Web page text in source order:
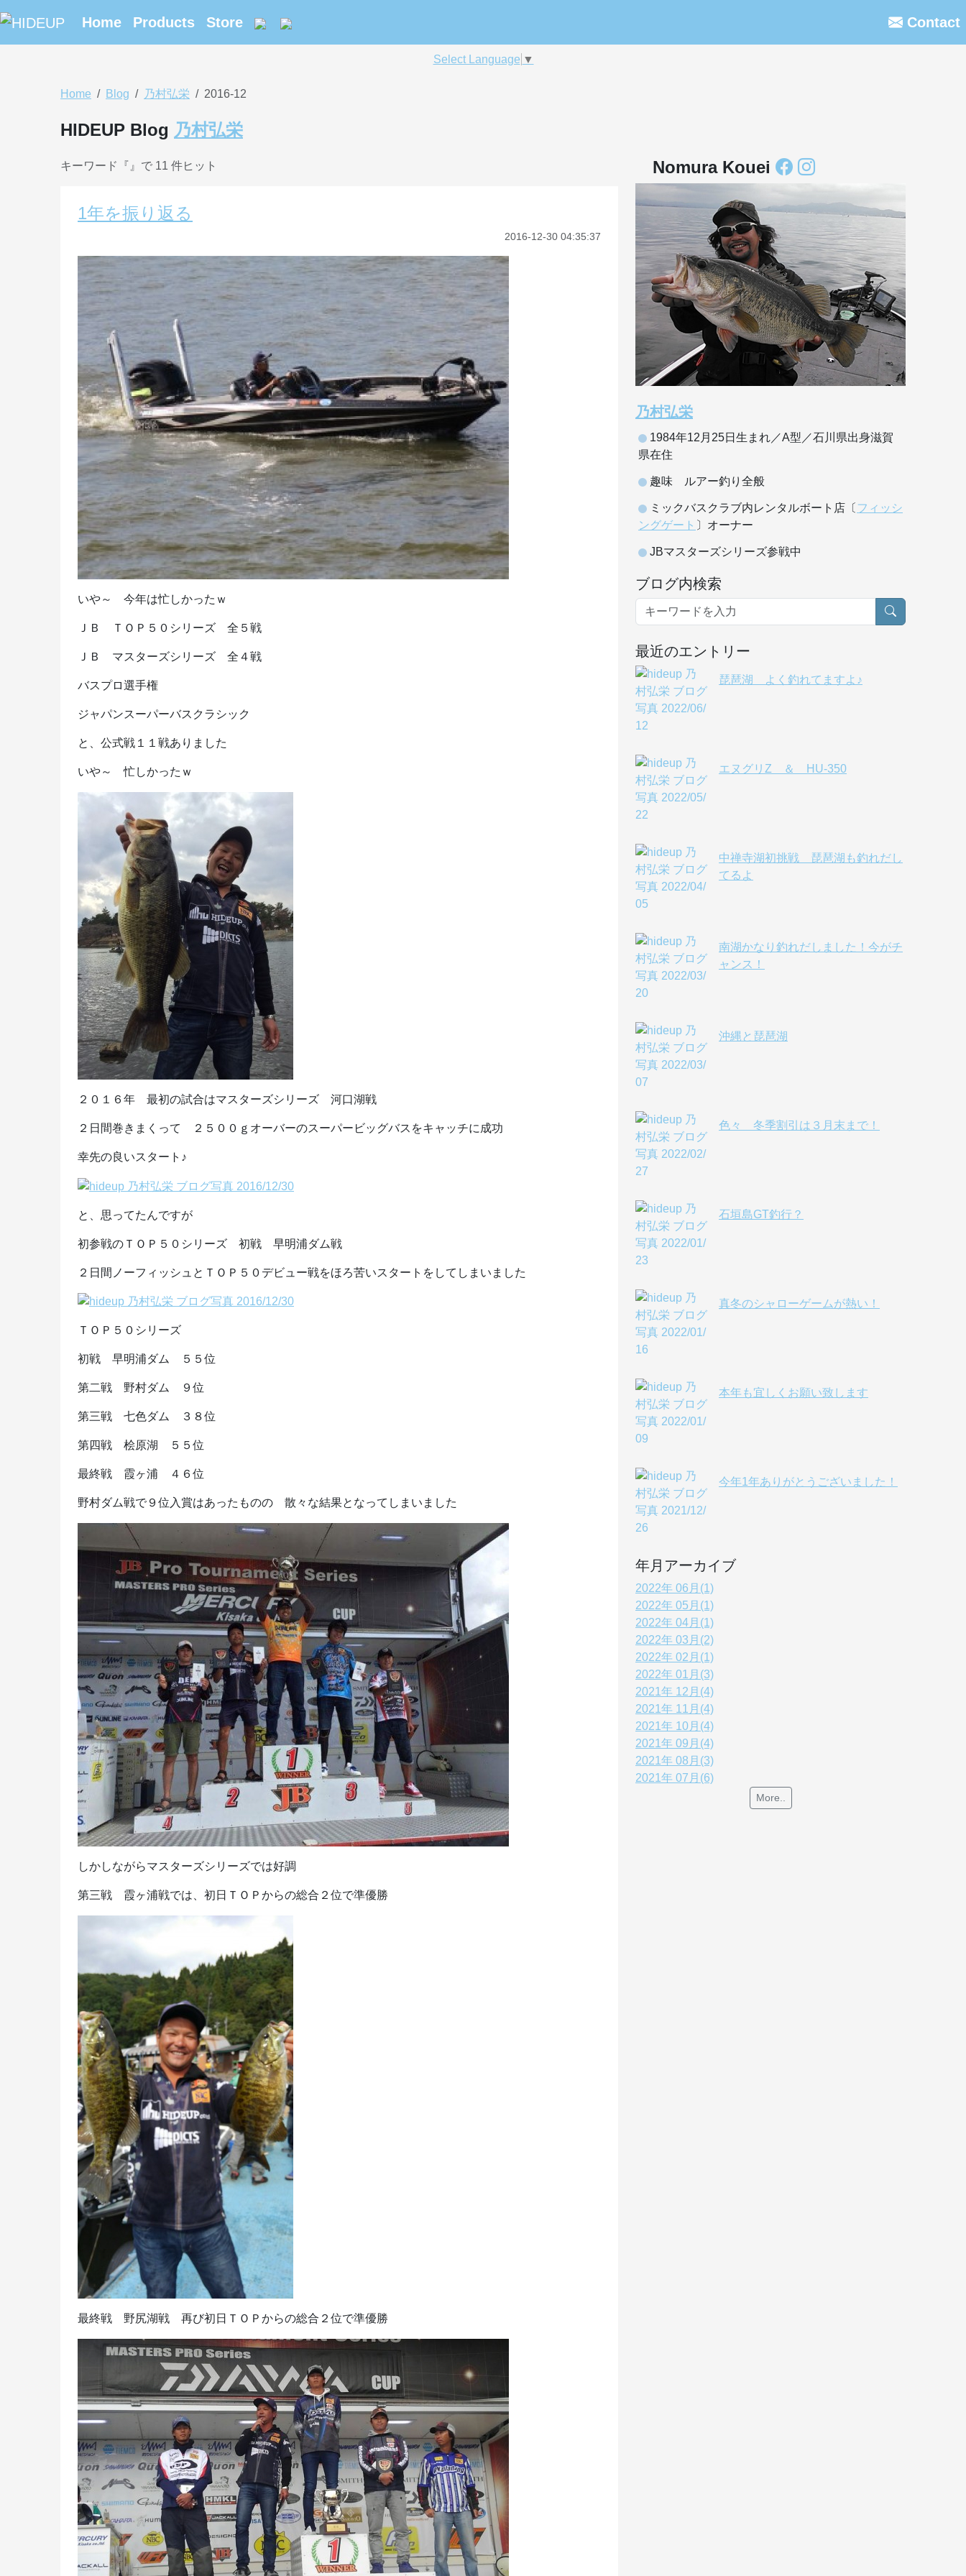
Home Products Store Contact
Select Language ▼
Home Blog 乃村弘栄 2016-12
HIDEUP Blog 乃村弘栄
キーワード『 』で 11 件ヒット
1年を振り返る
2016-12-30 04:35:37
いや～ 今年は忙しかったｗ
ＪＢ ＴＯＰ５０シリーズ 全５戦
ＪＢ マスターズシリーズ 全４戦
バスプロ選手権
ジャパンスーパーバスクラシック
と、公式戦１１戦ありました
いや～ 忙しかったｗ
２０１６年 最初の試合はマスターズシリーズ 河口湖戦
２日間巻きまくって ２５００ｇオーバーのスーパービッグバスをキャッチに成功
幸先の良いスタート♪
と、思ってたんですが
初参戦のＴＯＰ５０シリーズ 初戦 早明浦ダム戦
２日間ノーフィッシュとＴＯＰ５０デビュー戦をほろ苦いスタートをしてしまいました
ＴＯＰ５０シリーズ
初戦 早明浦ダム ５５位
第二戦 野村ダム ９位
第三戦 七色ダム ３８位
第四戦 桧原湖 ５５位
最終戦 霞ヶ浦 ４６位
野村ダム戦で９位入賞はあったものの 散々な結果となってしまいました
しかしながらマスターズシリーズでは好調
第三戦 霞ヶ浦戦では、初日ＴＯＰからの総合２位で準優勝
最終戦 野尻湖戦 再び初日ＴＯＰからの総合２位で準優勝
Nomura Kouei
乃村弘栄
1984年12月25日生まれ／A型／石川県出身滋賀
県在住
趣味 ルアー釣り全般
ミックバスクラブ内レンタルボート店〔 フィッシ
ングゲート 〕オーナー
JBマスターズシリーズ参戦中
ブログ内検索
最近のエントリー
琵琶湖 よく釣れてますよ♪
エヌグリZ ＆ HU-350
中禅寺湖初挑戦 琵琶湖も釣れだし
てるよ
南湖かなり釣れだしました！今がチ
ャンス！
沖縄と琵琶湖
色々 冬季割引は３月末まで！
石垣島GT釣行？
真冬のシャローゲームが熱い！
本年も宜しくお願い致します
今年1年ありがとうございました！
年月アーカイブ
2022年 06月(1)
2022年 05月(1)
2022年 04月(1)
2022年 03月(2)
2022年 02月(1)
2022年 01月(3)
2021年 12月(4)
2021年 11月(4)
2021年 10月(4)
2021年 09月(4)
2021年 08月(3)
2021年 07月(6)
More..